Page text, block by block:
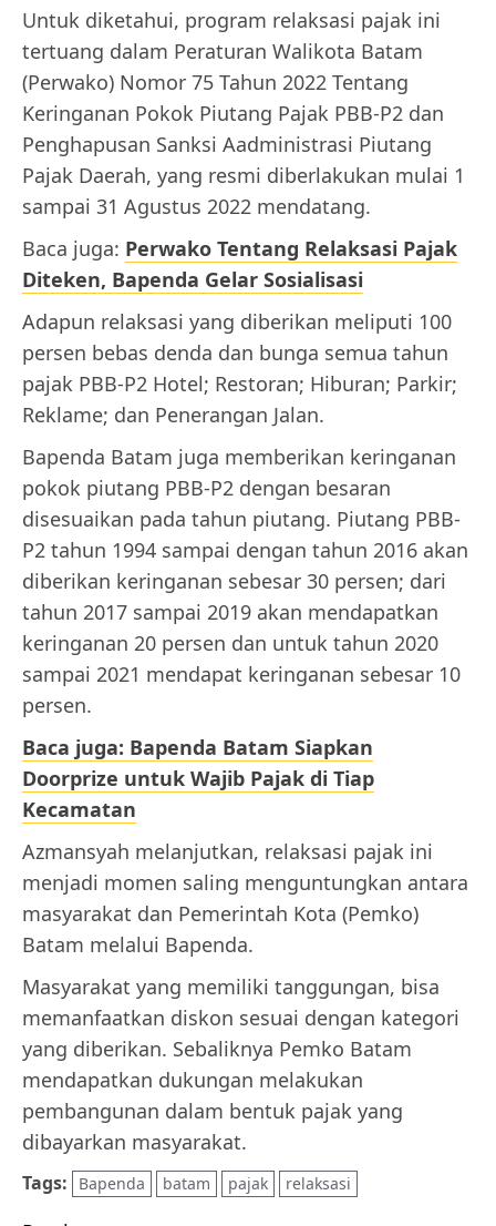
Untuk diketahui, program relaksasi pajak ini
tertuang dalam Peraturan Walikota Batam
(Perwako) Nomor 75 Tahun 2022 Tentang
Keringanan Pokok Piutang Pajak PBB-P2 dan
Penghapusan Sanksi Aadministrasi Piutang
Pajak Daerah, yang resmi diberlakukan mulai 1
sampai 31 Agustus 2022 mendatang.
Baca juga: Perwako Tentang Relaksasi Pajak
Diteken, Bapenda Gelar Sosialisasi
Adapun relaksasi yang diberikan meliputi 100
persen bebas denda dan bunga semua tahun
pajak PBB-P2 Hotel; Restoran; Hiburan; Parkir;
Reklame; dan Penerangan Jalan.
Bapenda Batam juga memberikan keringanan
pokok piutang PBB-P2 dengan besaran
disesuaikan pada tahun piutang. Piutang PBB-
P2 tahun 1994 sampai dengan tahun 2016 akan
diberikan keringanan sebesar 30 persen; dari
tahun 2017 sampai 2019 akan mendapatkan
keringanan 20 persen dan untuk tahun 2020
sampai 2021 mendapat keringanan sebesar 10
persen.
Baca juga: Bapenda Batam Siapkan
Doorprize untuk Wajib Pajak di Tiap
Kecamatan
Azmansyah melanjutkan, relaksasi pajak ini
menjadi momen saling menguntungkan antara
masyarakat dan Pemerintah Kota (Pemko)
Batam melalui Bapenda.
Masyarakat yang memiliki tanggungan, bisa
memanfaatkan diskon sesuai dengan kategori
yang diberikan. Sebaliknya Pemko Batam
mendapatkan dukungan melakukan
pembangunan dalam bentuk pajak yang
dibayarkan masyarakat.
Tags: Bapenda batam pajak relaksasi